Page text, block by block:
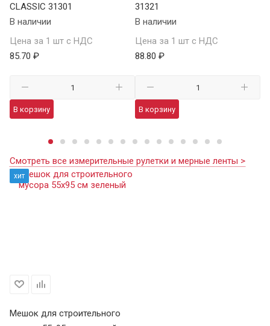
CLASSIC 31301
В наличии
Цена за 1 шт с НДС
85.70 ₽
В корзину
31321
В наличии
Цена за 1 шт с НДС
88.80 ₽
В корзину
Смотреть все измерительные рулетки и мерные ленты >
хит
Мешок для строительного